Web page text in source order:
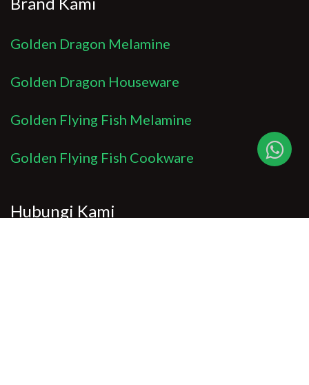
Golden Dragon Melamine
Golden Dragon Houseware
Golden Flying Fish Melamine
Golden Flying Fish Cookware
Hubungi Kami